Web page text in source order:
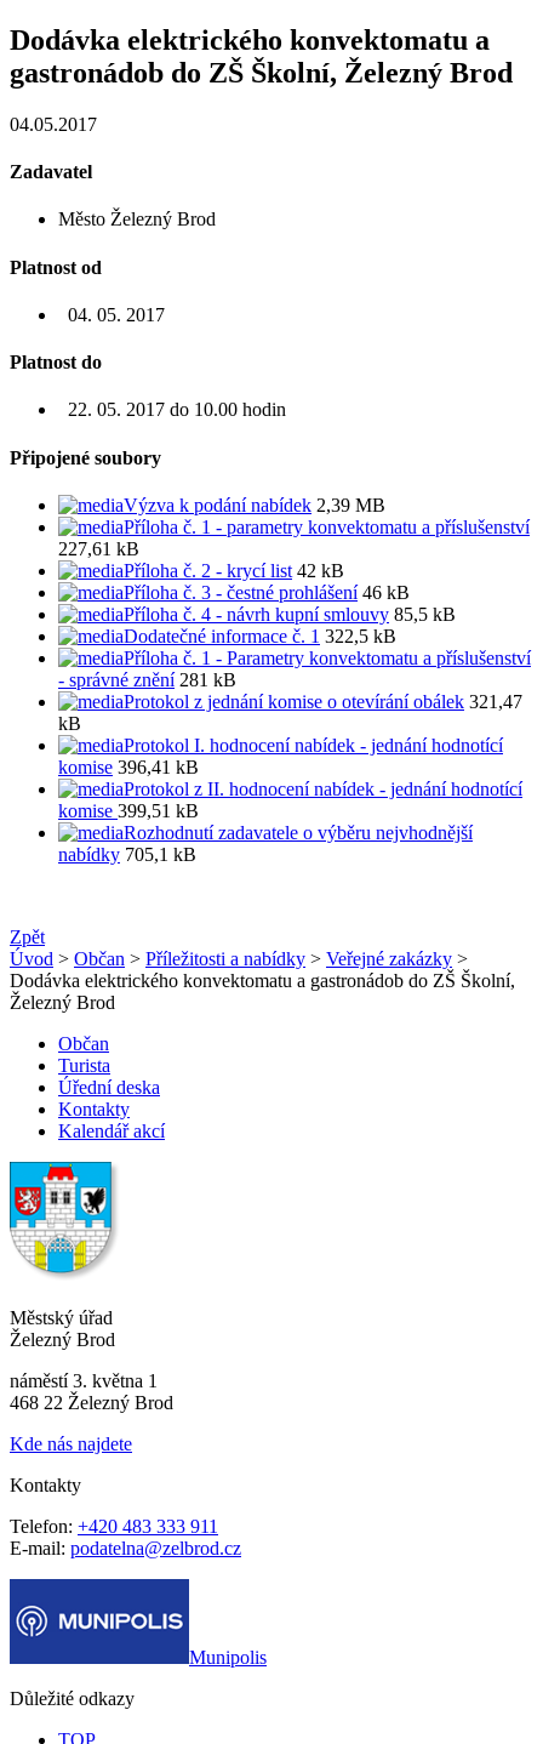
Dodávka elektrického konvektomatu a
gastronádob do ZŠ Školní, Železný Brod
04.05.2017
Zadavatel
Město Železný Brod
Platnost od
04. 05. 2017
Platnost do
22. 05. 2017 do 10.00 hodin
Připojené soubory
Výzva k podání nabídek 2,39 MB
Příloha č. 1 - parametry konvektomatu a příslušenství
227,61 kB
Příloha č. 2 - krycí list 42 kB
Příloha č. 3 - čestné prohlášení46 kB
Příloha č. 4 - návrh kupní smlouvy 85,5 kB
Dodatečné informace č. 1 322,5 kB
Příloha č. 1 - Parametry konvektomatu a příslušenství
- správné znění281 kB
Protokol z jednání komise o otevírání obálek 321,47
kB
Protokol I. hodnocení nabídek - jednání hodnotící
komise 396,41 kB
Protokol z II. hodnocení nabídek - jednání hodnotící
komise 399,51 kB
Rozhodnutí zadavatele o výběru nejvhodnější
nabídky 705,1 kB
Zpět
Úvod > Občan > Příležitosti a nabídky > Veřejné zakázky >
Dodávka elektrického konvektomatu a gastronádob do ZŠ Školní,
Železný Brod
Občan
Turista
Úřední deska
Kontakty
Kalendář akcí
Městský úřad
Železný Brod
náměstí 3. května 1
468 22 Železný Brod
Kde nás najdete
Kontakty
Telefon: +420 483 333 911
E-mail: podatelna@zelbrod.cz
Munipolis
Důležité odkazy
TOP